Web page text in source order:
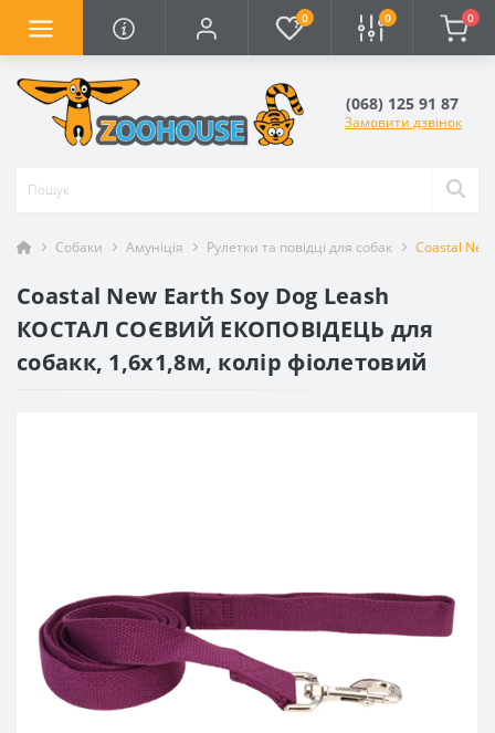
0 0 0
(068) 125 91 87
Замовити дзвінок
Собаки Амуніція Рулетки та повідці для собак Coastal
Coastal New Earth Soy Dog Leash
КОСТАЛ СОЄВИЙ ЕКОПОВІДЕЦЬ для
собакк, 1,6х1,8м, колір фіолетовий